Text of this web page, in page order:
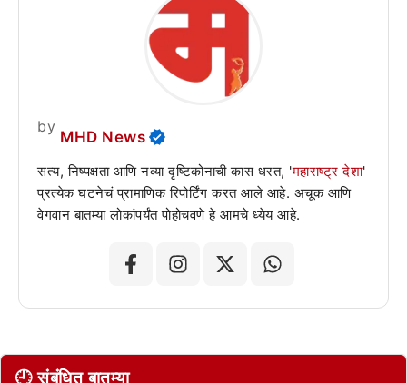
by
MHD News
सत्य, निष्पक्षता आणि नव्या दृष्टिकोनाची कास धरत, 'महाराष्ट्र देशा'
प्रत्येक घटनेचं प्रामाणिक रिपोर्टिंग करत आले आहे. अचूक आणि
वेगवान बातम्या लोकांपर्यंत पोहोचवणे हे आमचे ध्येय आहे.
🕘 संबंधित बातम्या